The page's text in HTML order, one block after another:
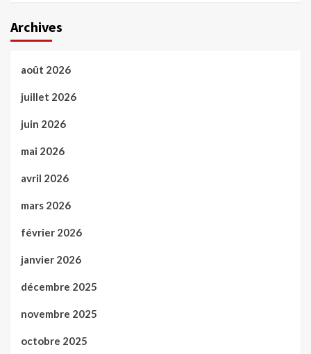
Archives
août 2026
juillet 2026
juin 2026
mai 2026
avril 2026
mars 2026
février 2026
janvier 2026
décembre 2025
novembre 2025
octobre 2025